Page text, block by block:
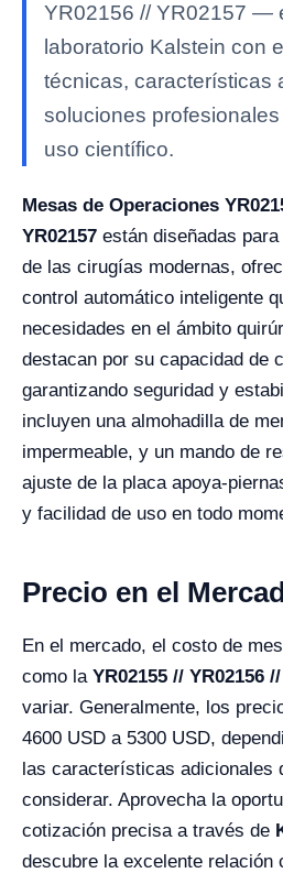
YR02156 // YR02157 —
laboratorio Kalstein con
técnicas, características
soluciones
uso científico.
Mesas de Operaciones
YR02157 están diseñadas
de las cirugías modernas,
control automático inteligente
necesidades en el ámbito
destacan por su capacidad de
garantizando seguridad y
incluyen una almohadilla de
impermeable, y un mando de
ajuste de la placa apoya-
y facilidad de uso en todo
Precio en el
En el mercado, el costo de
como la YR02155 // YR02156
variar. Generalmente, los
4600 USD a 5300 USD,
las características adicionales
considerar. Aprovecha la
cotización precisa a través de
descubre la excelente relación